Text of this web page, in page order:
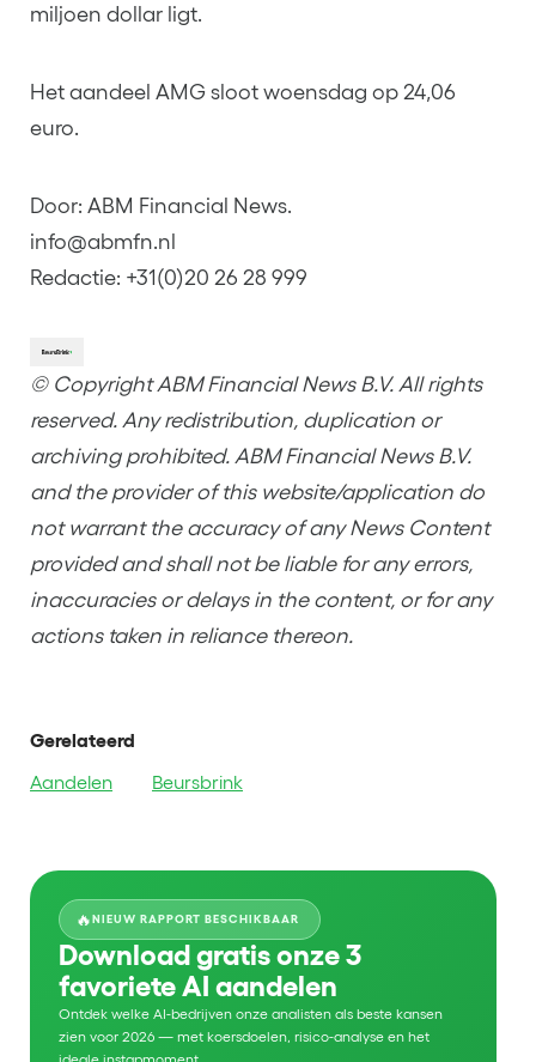
miljoen dollar ligt.
Het aandeel AMG sloot woensdag op 24,06
euro.
Door: ABM Financial News.
info@abmfn.nl
Redactie: +31(0)20 26 28 999
© Copyright ABM Financial News B.V. All rights
reserved. Any redistribution, duplication or
archiving prohibited. ABM Financial News B.V.
and the provider of this website/application do
not warrant the accuracy of any News Content
provided and shall not be liable for any errors,
inaccuracies or delays in the content, or for any
actions taken in reliance thereon.
Gerelateerd
Aandelen
Beursbrink
🔥NIEUW RAPPORT BESCHIKBAAR
Download gratis onze 3
favoriete AI aandelen
Ontdek welke AI-bedrijven onze analisten als beste kansen
zien voor 2026 — met koersdoelen, risico-analyse en het
ideale instapmoment.